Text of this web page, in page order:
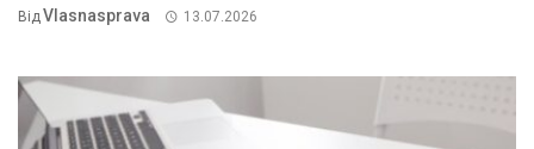
ВідVlasnasprava 13.07.2026